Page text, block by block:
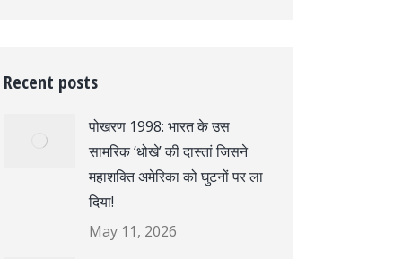
Recent posts
पोखरण 1998: भारत के उस
सामरिक ‘धोखे’ की दास्तां जिसने
महाशक्ति अमेरिका को घुटनों पर ला
दिया!
May 11, 2026